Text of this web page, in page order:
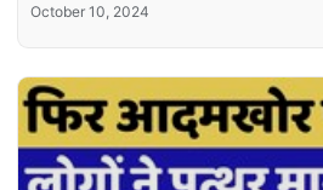
October 10, 2024